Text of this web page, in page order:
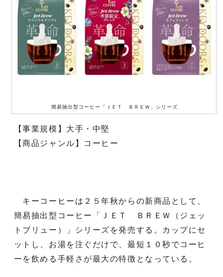
簡易抽出型コーヒー「ＪＥＴ ＢＲＥＷ」シリーズ
【事業規模】大手・中堅
【商品ジャンル】コーヒー
キーコーヒーは２５年秋からの新商品として、
簡易抽出型コーヒー「ＪＥＴ ＢＲＥＷ（ジェッ
トブリュー）」シリーズを発売する。カップにセ
ットし、お湯を注ぐだけで、最短１０秒でコーヒ
ーを飲める手軽さが最大の特徴となっている。